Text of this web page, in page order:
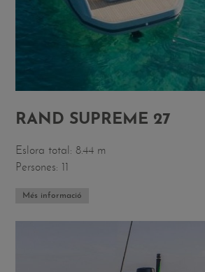
RAND SUPREME 27
Eslora total: 8.44 m
Persones: 11
Més informació